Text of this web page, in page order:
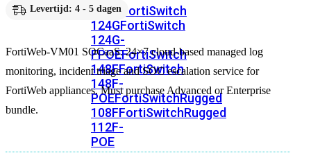
FPOE FortiSwitch
124GFortiSwitch
124G-
FPOEFortiSwitch
148FFortiSwitch
148F-
POEFortiSwitchRugged
108FFortiSwitchRugged
112F-
POE
Levertijd: 4 - 5 dagen
FortiWeb-VM01 SOCaaS: 24×7 cloud-based managed log
monitoring, incident triage and SOC escalation service for
FortiWeb appliances. Must purchase Advanced or Enterprise
bundle.